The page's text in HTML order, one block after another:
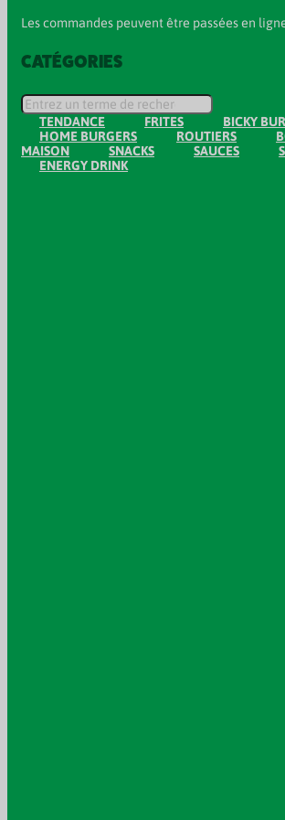
Les commandes peuvent être passées en
CATÉGORIES
TENDANCE FRITES
BICKY
HOME BURGERS
ROUTIERS
MAISON
SNACKS SAUCES
ENERGY DRINK